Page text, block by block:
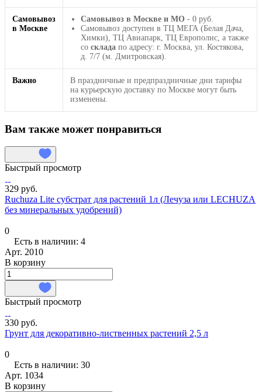
Самовывоз
в Москве
Самовывоз в Москве и МО - 0 руб.
Самовывоз доступен в ТЦ МЕГА (Белая Дача,
Химки), ТЦ Авиапарк, ТЦ Европолис, а также
со склада по адресу: г. Москва, ул. Костякова,
д. 7/7 (м. Дмитровская).
Важно
В праздничные и предпраздничные дни тарифы
на курьерскую доставку по Москве могут быть
изменены.
Вам также может понравиться
Быстрый просмотр
329 руб.
Ruchuza Lite субстрат для растений 1л (Лечуза или LECHUZA
без минеральных удобрений)
0
Есть в наличии: 4
Арт. 2010
В корзину
Быстрый просмотр
330 руб.
Грунт для декоративно-лиственных растений 2,5 л
0
Есть в наличии: 30
Арт. 1034
В корзину